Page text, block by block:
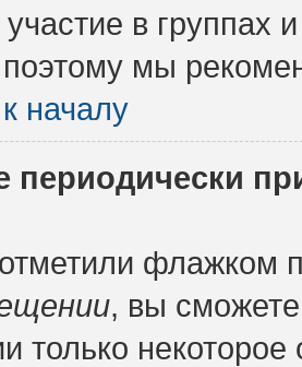
в группах
мы
началу
периодически
флажком
, вы
только